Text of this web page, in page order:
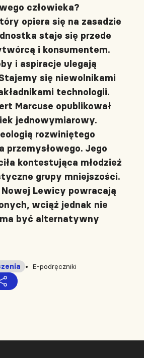
człowieka?
opiera się na zasadzie
staje się przede
i konsumentem.
i aspiracje ulegają
się niewolnikami
technologii.
Marcuse opublikował
jednowymiarowy.
rozwiniętego
przemysłowego. Jego
kontestująca młodzież
grupy mniejszości.
Nowej Lewicy powracają
wciąż jednak nie
być alternatywny
E-podręczniki